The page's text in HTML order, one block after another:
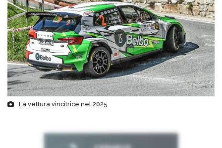
La vettura vincitrice nel 2025